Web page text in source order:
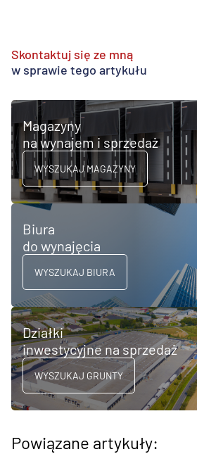
Skontaktuj się ze mną
w sprawie tego artykułu
Magazyny
na wynajem i sprzedaż
WYSZUKAJ MAGAZYNY
Biura
do wynajęcia
WYSZUKAJ BIURA
Działki
inwestycyjne na sprzedaż
WYSZUKAJ GRUNTY
Powiązane artykuły: